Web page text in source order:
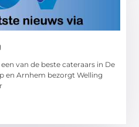
van de beste cateraars in De
en Arnhem bezorgt Welling